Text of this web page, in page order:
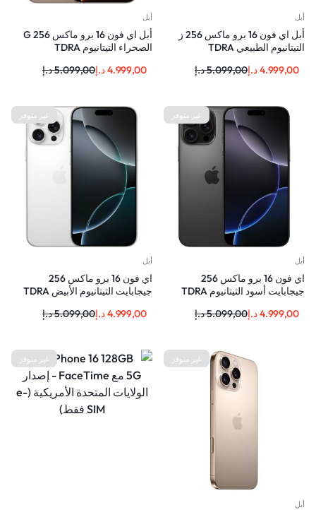
أبل
أبل اي فون 16 برو ماكس 256 ز
التيتانيوم الطبيعي TDRA
5.099,00د.إ 4.999,00د.إ
أبل
أبل اي فون 16 برو ماكس 256 G
الصحراء التيتانيوم TDRA
5.099,00د.إ 4.999,00د.إ
غير متوفر
أبل
اي فون 16 برو ماكس 256
جيجابايت أسود التيتانيوم TDRA
5.099,00د.إ 4.999,00د.إ
غير متوفر
أبل
اي فون 16 برو ماكس 256
جيجابايت التيتانيوم الأبيض TDRA
5.099,00د.إ 4.999,00د.إ
غير متوفر
أبل
غير متوفر